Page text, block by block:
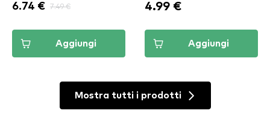
6.74 € 7.49 €
Aggiungi
4.99 €
Aggiungi
Mostra tutti i prodotti